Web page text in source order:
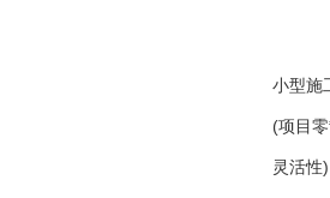
小型施
(项目
灵活性)